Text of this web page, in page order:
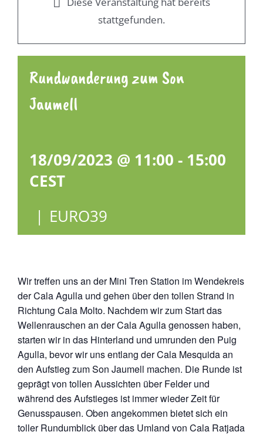
stattgefunden.
Rundwanderung zum Son
Jaumell
18/09/2023 @ 11:00 - 15:00
CEST
| EURO39
Wir treffen uns an der Mini Tren Station im Wendekreis
der Cala Agulla und gehen über den tollen Strand in
Richtung Cala Molto. Nachdem wir zum Start das
Wellenrauschen an der Cala Agulla genossen haben,
starten wir in das Hinterland und umrunden den Puig
Agulla, bevor wir uns entlang der Cala Mesquida an
den Aufstieg zum Son Jaumell machen. Die Runde ist
geprägt von tollen Aussichten über Felder und
während des Aufstieges ist immer wieder Zeit für
Genusspausen. Oben angekommen bietet sich ein
toller Rundumblick über das Umland von Cala Ratjada